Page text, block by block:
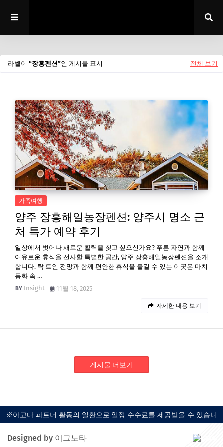
라벨이 장흥펜션 인 게시물 표시 전체 보기
가족여행
양주 장흥해일농장펜션: 양주시 명소 근
처 특가 예약 후기
일상에서 벗어나 새로운 활력을 찾고 싶으신가요? 푸른 자연과 함께
여유로운 휴식을 선사할 특별한 공간, 양주 장흥해일농장펜션을 소개
합니다. 탁 트인 전망과 함께 편안한 휴식을 즐길 수 있는 이곳은 마치
동화 속 …
Insight
11월 18, 2025
자세한 내용 보기
게시물 더보기
※아고다 파트너 활동의 일환으로 일정 수수료를 제공받을 수 있습니
다.
Designed by 이그노타